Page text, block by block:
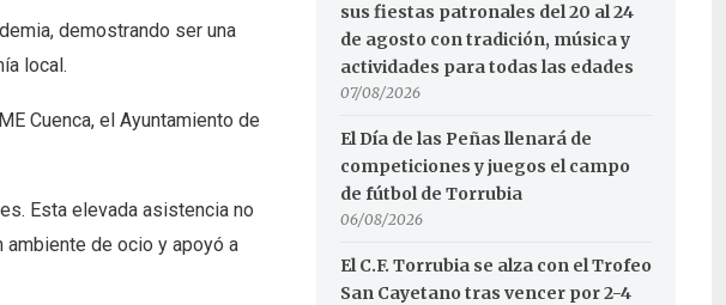
demostrando ser una
local.
Cuenca, el Ayuntamiento de
Esta elevada asistencia no
de ocio y apoyó a
sus fiestas patronales del 20 al 24
de agosto con tradición, música y
actividades para todas las edades
07/08/2026
El Día de las Peñas llenará de
competiciones y juegos el campo
de fútbol de Torrubia
06/08/2026
El C.F. Torrubia se alza con el Trofeo
San Cayetano tras vencer por 2-4